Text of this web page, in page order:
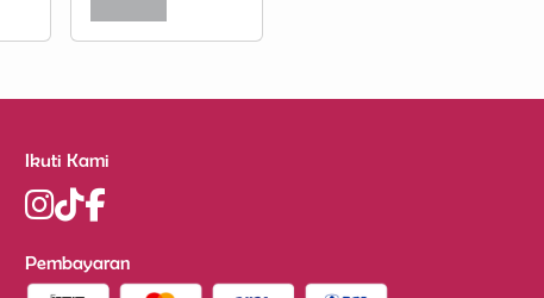
Ikuti Kami
Pembayaran